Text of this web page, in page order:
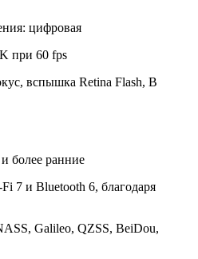
цифровая
при 60 fps
вспышка Retina Flash, В
более ранние
7 и Bluetooth 6, благодаря
Galileo, QZSS, BeiDou,